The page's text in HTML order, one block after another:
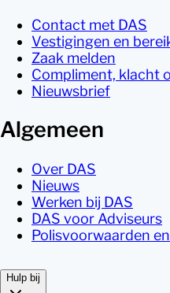
Contact met DAS
Vestigingen en
Zaak melden
Compliment, klacht
Nieuwsbrief
Algemeen
Over DAS
Nieuws
Werken bij DAS
DAS voor Adviseurs
Polisvoorwaarden
Hulp bij